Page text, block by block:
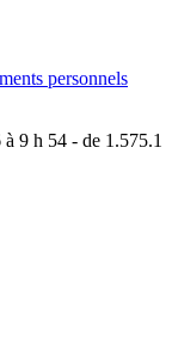
personnels
9 h 54 - de 1.575.1